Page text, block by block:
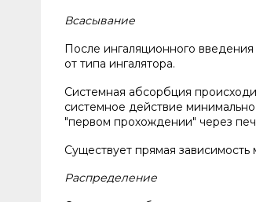
Всасывание
После ингаляционного
от типа ингалятора.
Системная абсорбция
системное действие
"первом прохождении" через
Существует прямая
Распределение